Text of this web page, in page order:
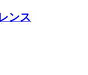
ンス